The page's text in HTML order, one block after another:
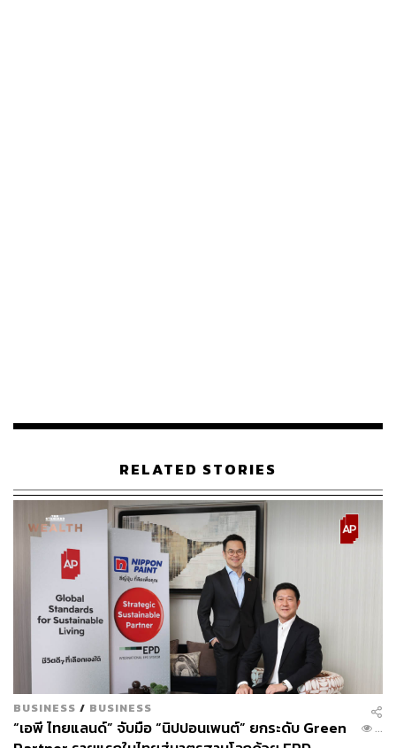
RELATED STORIES
BUSINESS / BUSINESS
“เอพี ไทยแลนด์” จับมือ “นิปปอนเพนต์” ยกระดับ Green
...